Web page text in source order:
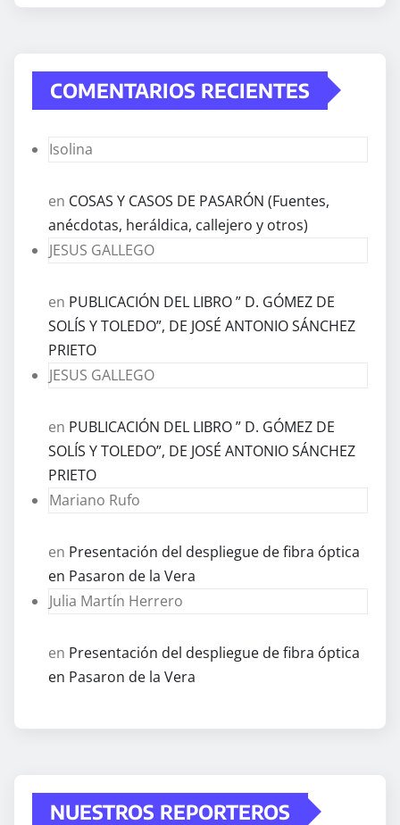
COMENTARIOS RECIENTES
Isolina
en COSAS Y CASOS DE PASARÓN (Fuentes,
anécdotas, heráldica, callejero y otros)
JESUS GALLEGO
en PUBLICACIÓN DEL LIBRO ” D. GÓMEZ DE
SOLÍS Y TOLEDO”, DE JOSÉ ANTONIO SÁNCHEZ
PRIETO
JESUS GALLEGO
en PUBLICACIÓN DEL LIBRO ” D. GÓMEZ DE
SOLÍS Y TOLEDO”, DE JOSÉ ANTONIO SÁNCHEZ
PRIETO
Mariano Rufo
en Presentación del despliegue de fibra óptica
en Pasaron de la Vera
Julia Martín Herrero
en Presentación del despliegue de fibra óptica
en Pasaron de la Vera
NUESTROS REPORTEROS